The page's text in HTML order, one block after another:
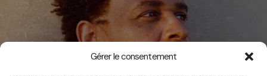
Gérer le consentement